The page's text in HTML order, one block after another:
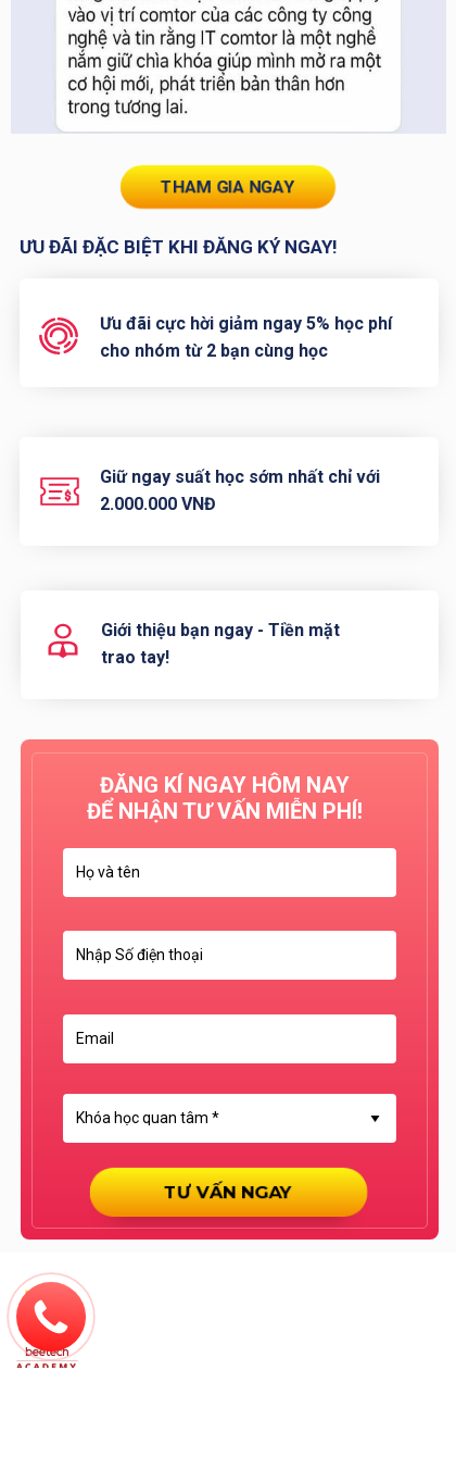
THAM GIA NGAY
ƯU ĐÃI ĐẶC BIỆT KHI ĐĂNG KÝ NGAY!
Ưu đãi cực hời giảm ngay 5% học phí
cho nhóm từ 2 bạn cùng học
Giữ ngay suất học sớm nhất chỉ với
2.000.000 VNĐ
Giới thiệu bạn ngay - Tiền mặt
trao tay!
ĐĂNG KÍ NGAY HÔM NAY
ĐỂ NHẬN TƯ VẤN MIỄN PHÍ!
TƯ VẤN NGAY